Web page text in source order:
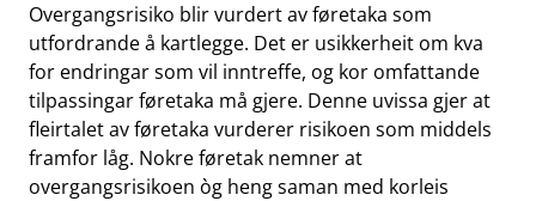
Overgangsrisiko blir vurdert av føretaka som
utfordrande å kartlegge. Det er usikkerheit om kva
for endringar som vil inntreffe, og kor omfattande
tilpassingar føretaka må gjere. Denne uvissa gjer at
fleirtalet av føretaka vurderer risikoen som middels
framfor låg. Nokre føretak nemner at
overgangsrisikoen òg heng saman med korleis